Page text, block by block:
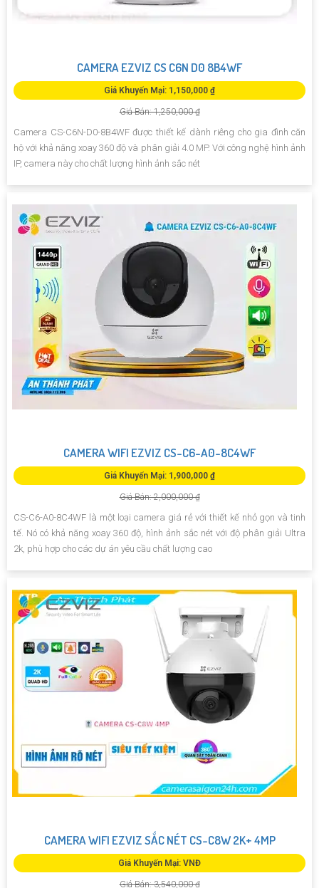
CAMERA EZVIZ CS C6N D0 8B4WF
Giá Khuyến Mại: 1,150,000 ₫
Giá Bán: 1,250,000 ₫
Camera CS-C6N-D0-8B4WF được thiết kế dành riêng cho gia đình căn
hộ với khả năng xoay 360 độ và phân giải 4.0 MP. Với công nghệ hình ảnh
IP, camera này cho chất lượng hình ảnh sắc nét
CAMERA WIFI EZVIZ CS-C6-A0-8C4WF
Giá Khuyến Mại: 1,900,000 ₫
Giá Bán: 2,000,000 ₫
CS-C6-A0-8C4WF là một loại camera giá rẻ với thiết kế nhỏ gọn và tinh
tế. Nó có khả năng xoay 360 độ, hình ảnh sắc nét với độ phân giải Ultra
2k, phù hợp cho các dự án yêu cầu chất lượng cao
CAMERA WIFI EZVIZ SẮC NÉT CS-C8W 2K+ 4MP
Giá Khuyến Mại: VNĐ
Giá Bán: 3,540,000 ₫